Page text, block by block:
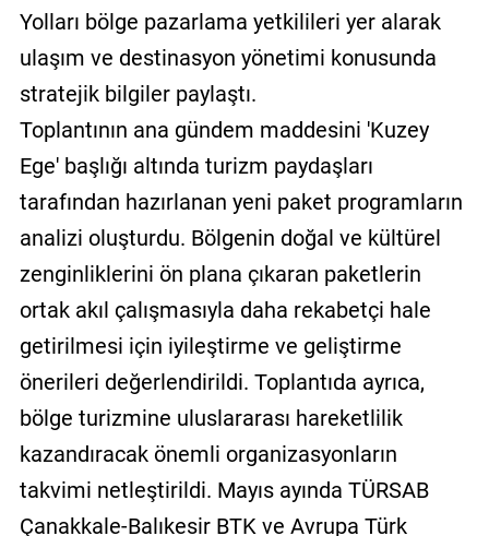
Yolları bölge pazarlama yetkilileri yer alarak
ulaşım ve destinasyon yönetimi konusunda
stratejik bilgiler paylaştı.
Toplantının ana gündem maddesini 'Kuzey
Ege' başlığı altında turizm paydaşları
tarafından hazırlanan yeni paket programların
analizi oluşturdu. Bölgenin doğal ve kültürel
zenginliklerini ön plana çıkaran paketlerin
ortak akıl çalışmasıyla daha rekabetçi hale
getirilmesi için iyileştirme ve geliştirme
önerileri değerlendirildi. Toplantıda ayrıca,
bölge turizmine uluslararası hareketlilik
kazandıracak önemli organizasyonların
takvimi netleştirildi. Mayıs ayında TÜRSAB
Çanakkale-Balıkesir BTK ve Avrupa Türk